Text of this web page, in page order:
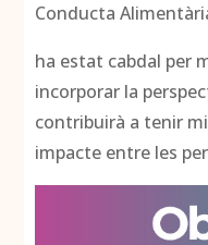
Conducta
ha estat cabdal per
incorporar la
contribuirà a tenir
impacte entre les